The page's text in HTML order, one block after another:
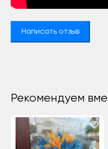
Написать отзыв
Рекомендуем